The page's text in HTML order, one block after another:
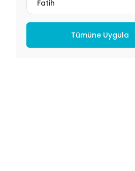
Tümüne Uygula